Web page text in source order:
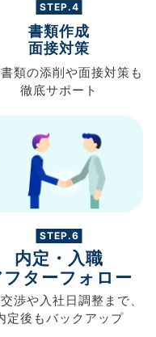
STEP.4
書類作成
面接対策
類の添削や面接対策も
徹底サポート
STEP.6
内定・入職
フターフォロー
渉や入社日調整まで、
定後もバックアップ